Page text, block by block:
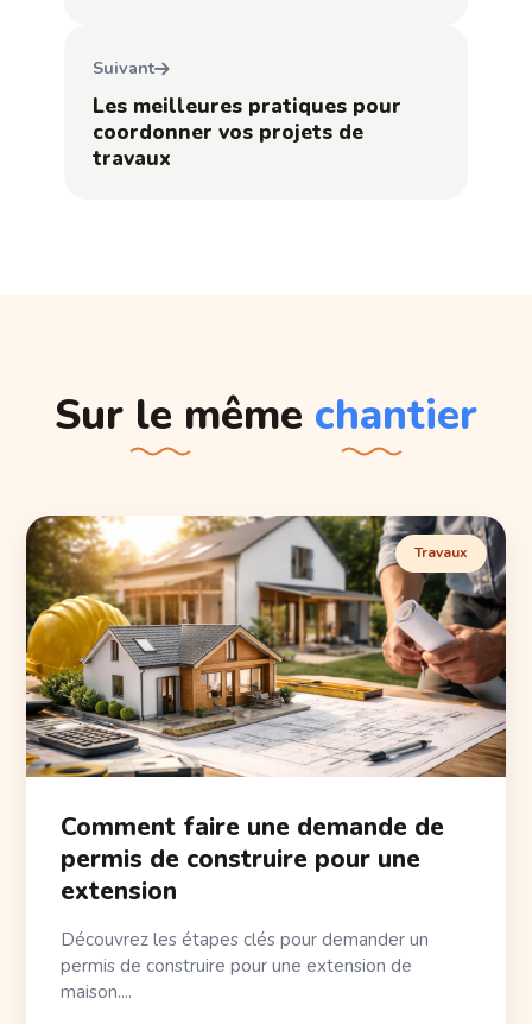
Suivant
Les meilleures pratiques pour
coordonner vos projets de
travaux
Sur le même chantier
Travaux
Comment faire une demande de
permis de construire pour une
extension
Découvrez les étapes clés pour demander un
permis de construire pour une extension de
maison....